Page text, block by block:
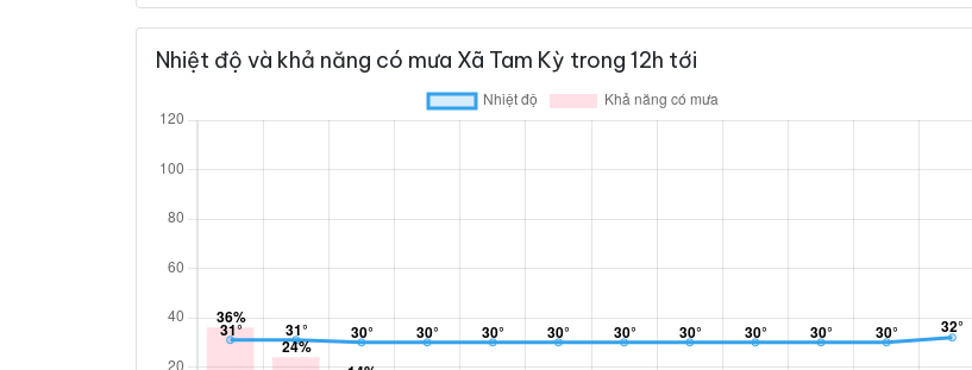
Nhiệt độ và khả năng có mưa Xã Tam Kỳ trong 12h tới